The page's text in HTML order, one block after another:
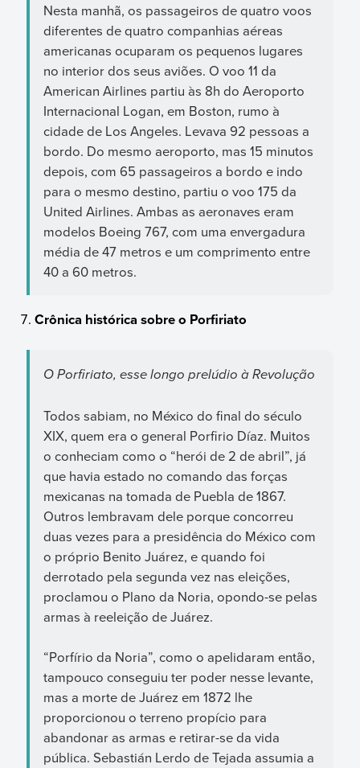
Nesta manhã, os passageiros de quatro voos
diferentes de quatro companhias aéreas
americanas ocuparam os pequenos lugares
no interior dos seus aviões. O voo 11 da
American Airlines partiu às 8h do Aeroporto
Internacional Logan, em Boston, rumo à
cidade de Los Angeles. Levava 92 pessoas a
bordo. Do mesmo aeroporto, mas 15 minutos
depois, com 65 passageiros a bordo e indo
para o mesmo destino, partiu o voo 175 da
United Airlines. Ambas as aeronaves eram
modelos Boeing 767, com uma envergadura
média de 47 metros e um comprimento entre
40 a 60 metros.
Crônica histórica sobre o Porfiriato
O Porfiriato, esse longo prelúdio à Revolução
Todos sabiam, no México do final do século
XIX, quem era o general Porfirio Díaz. Muitos
o conheciam como o “herói de 2 de abril”, já
que havia estado no comando das forças
mexicanas na tomada de Puebla de 1867.
Outros lembravam dele porque concorreu
duas vezes para a presidência do México com
o próprio Benito Juárez, e quando foi
derrotado pela segunda vez nas eleições,
proclamou o Plano da Noria, opondo-se pelas
armas à reeleição de Juárez.
“Porfírio da Noria”, como o apelidaram então,
tampouco conseguiu ter poder nesse levante,
mas a morte de Juárez em 1872 lhe
proporcionou o terreno propício para
abandonar as armas e retirar-se da vida
pública. Sebastián Lerdo de Tejada assumia a